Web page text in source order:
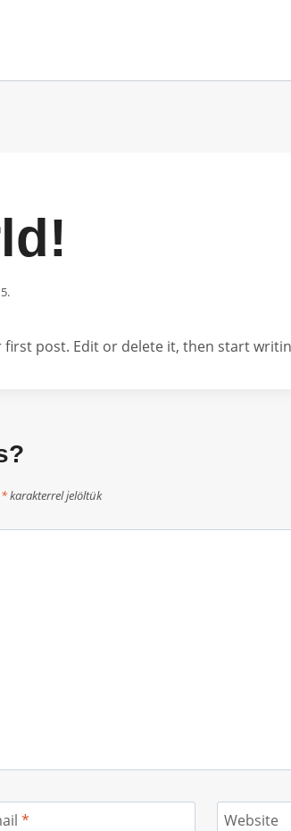
first post. Edit or delete it, then start
*karakterrel jelöltük
* Website